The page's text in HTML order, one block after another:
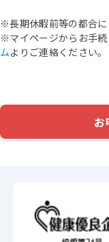
※長期休暇前等の都合に
※マイページからお手続
ムよりご連絡ください。
お